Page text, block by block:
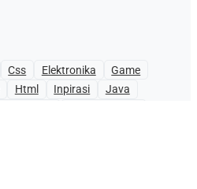
Css Elektronika
Game
Html Inpirasi
Java